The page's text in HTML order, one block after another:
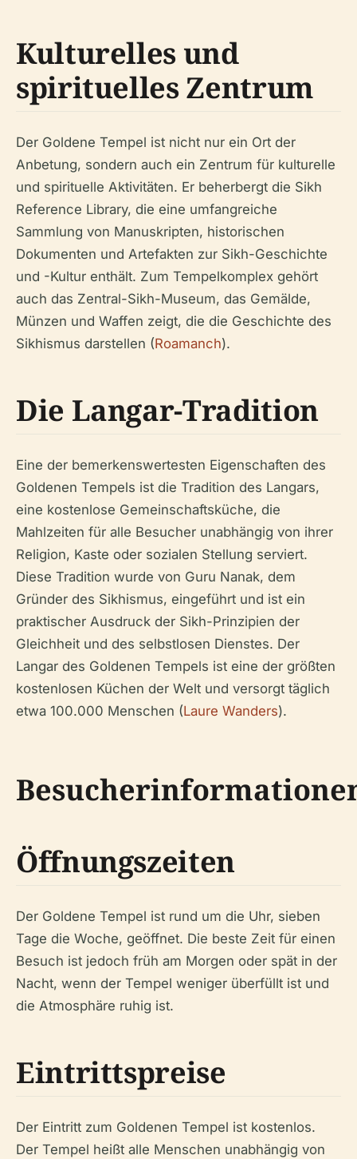
Kulturelles und
spirituelles Zentrum
Der Goldene Tempel ist nicht nur ein Ort der
Anbetung, sondern auch ein Zentrum für kulturelle
und spirituelle Aktivitäten. Er beherbergt die Sikh
Reference Library, die eine umfangreiche
Sammlung von Manuskripten, historischen
Dokumenten und Artefakten zur Sikh-Geschichte
und -Kultur enthält. Zum Tempelkomplex gehört
auch das Zentral-Sikh-Museum, das Gemälde,
Münzen und Waffen zeigt, die die Geschichte des
Sikhismus darstellen (Roamanch).
Die Langar-Tradition
Eine der bemerkenswertesten Eigenschaften des
Goldenen Tempels ist die Tradition des Langars,
eine kostenlose Gemeinschaftsküche, die
Mahlzeiten für alle Besucher unabhängig von ihrer
Religion, Kaste oder sozialen Stellung serviert.
Diese Tradition wurde von Guru Nanak, dem
Gründer des Sikhismus, eingeführt und ist ein
praktischer Ausdruck der Sikh-Prinzipien der
Gleichheit und des selbstlosen Dienstes. Der
Langar des Goldenen Tempels ist eine der größten
kostenlosen Küchen der Welt und versorgt täglich
etwa 100.000 Menschen (Laure Wanders).
Öffnungszeiten
Der Goldene Tempel ist rund um die Uhr, sieben
Tage die Woche, geöffnet. Die beste Zeit für einen
Besuch ist jedoch früh am Morgen oder spät in der
Nacht, wenn der Tempel weniger überfüllt ist und
die Atmosphäre ruhig ist.
Eintrittspreise
Der Eintritt zum Goldenen Tempel ist kostenlos.
Der Tempel heißt alle Menschen unabhängig von